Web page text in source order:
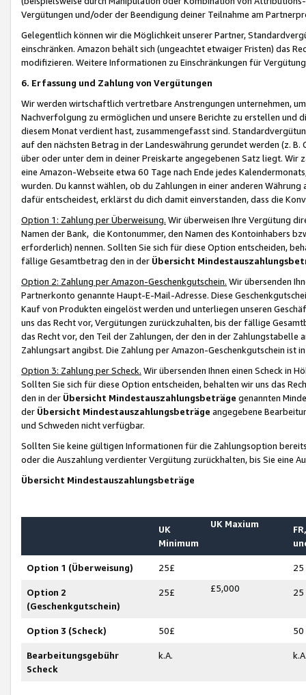
Vergütungen und/oder der Beendigung deiner Teilnahme am
Gelegentlich können wir die Möglichkeit unserer Partner,
einschränken. Amazon behält sich (ungeachtet etwaiger Fristen) das
modifizieren. Weitere Informationen zu Einschränkungen für
6. Erfassung und Zahlung von Vergütungen
Wir werden wirtschaftlich vertretbare Anstrengungen unternehmen,
Nachverfolgung zu ermöglichen und unsere Berichte zu erstellen und
diesem Monat verdient hast, zusammengefasst sind.
auf den nächsten Betrag in der Landeswährung gerundet werden (z.
über oder unter dem in deiner Preiskarte angegebenen Satz liegt.
eine Amazon-Webseite etwa 60 Tage nach Ende jedes
wurden. Du kannst wählen, ob du Zahlungen in einer anderen
dafür entscheidest, erklärst du dich damit einverstanden, dass die
Option 1: Zahlung per Überweisung. Wir überweisen Ihre Vergütung
Namen der Bank, die Kontonummer, den Namen des Kontoinhabers
erforderlich) nennen. Sollten Sie sich für diese Option entscheiden,
fällige Gesamtbetrag den in der Übersicht
Option 2: Zahlung per Amazon-Geschenkgutschein. Wir übersenden
Partnerkonto genannte Haupt-E-Mail-Adresse. Diese
Kauf von Produkten eingelöst werden und unterliegen unseren
uns das Recht vor, Vergütungen zurückzuhalten, bis der fällige
das Recht vor, den Teil der Zahlungen, der den in der
Zahlungsart angibst. Die Zahlung per Amazon-Geschenkgutschein ist
Option 3: Zahlung per Scheck. Wir übersenden Ihnen einen Scheck in
Sollten Sie sich für diese Option entscheiden, behalten wir uns das
den in der Übersicht Mindestauszahlungsbeträge genannten
der Übersicht Mindestauszahlungsbeträge angegebene
und Schweden nicht verfügbar.
Sollten Sie keine gültigen Informationen für die Zahlungsoption
oder die Auszahlung verdienter Vergütung zurückhalten, bis Sie
Übersicht Mindestauszahlungsbeträge
UK
Minimum
UK Maxium
Option 1 (Überweisung) 25£ 25
Option 2
(Geschenkgutschein)
25£ £5,000 25
Option 3 (Scheck) 50£ 50
Bearbeitungsgebühr
Scheck
k.A.